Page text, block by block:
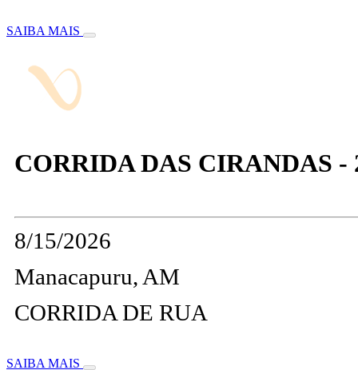
SAIBA MAIS
CORRIDA DAS CIRANDAS -
8/15/2026
Manacapuru, AM
CORRIDA DE RUA
SAIBA MAIS